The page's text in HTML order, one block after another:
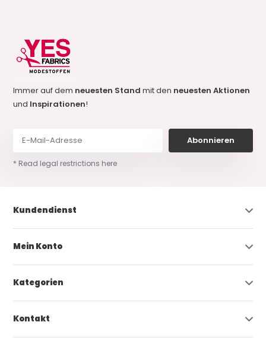
Immer auf dem neuesten Standmit den neuesten Aktionen
und Inspirationen!
Abonnieren
* Read legal restrictions here
Kundendienst
Mein Konto
Kategorien
Kontakt